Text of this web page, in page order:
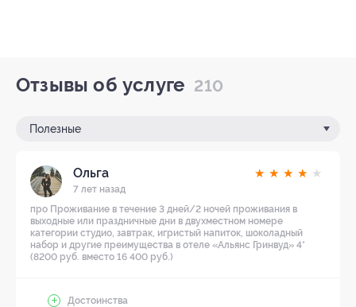
Отзывы об услуге 210
Полезные
Ольга
7 лет назад
★ ★ ★ ★ ★
про Проживание в течение 3 дней/2 ночей проживания в
выходные или праздничные дни в двухместном номере
категории студио, завтрак, игристый напиток, шоколадный
набор и другие преимущества в отеле «Альянс Гринвуд» 4*
(8200 руб. вместо 16 400 руб.)
Достоинства